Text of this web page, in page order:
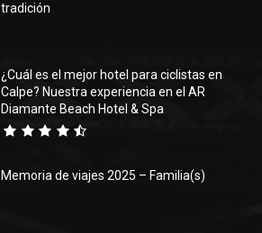
tradición
¿Cuál es el mejor hotel para ciclistas en
Calpe? Nuestra experiencia en el AR
Diamante Beach Hotel & Spa
Memoria de viajes 2025 – Familia(s)